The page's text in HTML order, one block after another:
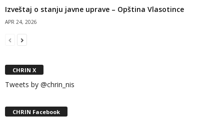
Izveštaj o stanju javne uprave – Opština Vlasotince
APR 24, 2026
CHRIN X
Tweets by @chrin_nis
CHRIN Facebook